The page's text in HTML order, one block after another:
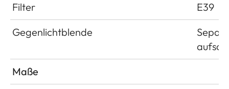
Filter
E39
Gegenlichtblende
Maße